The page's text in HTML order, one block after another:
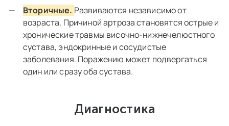
Вторичные. Развиваются независимо от
возраста. Причиной артроза становятся острые и
хронические травмы височно-нижнечелюстного
сустава, эндокринные и сосудистые
заболевания. Поражению может подвергаться
один или сразу оба сустава.
Диагностика